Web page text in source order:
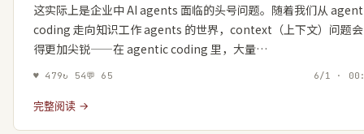
这实际上是企业中 AI agents 面临的头号问题。随着我们从
coding 走向知识工作 agents 的世界，context（上下文）问题
得更加尖锐——在 agentic coding 里，大量…
♥ 479↻ 54💬 65 6/1 ·
完整阅读 →